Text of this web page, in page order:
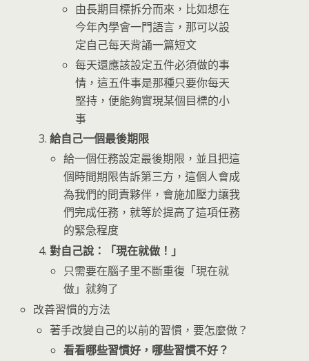
由長期目標拆分而來，比如想在
今年內學會一門語言，那可以設
定自己每天背誦一篇短文
每天還應該設定五件必須做的事
情，這五件事是那種只要你每天
堅持，便能夠實現某個目標的小
事
給自己一個最後期限
給一個任務設定最後期限，並且把這
個時間期限告訴第三方，這個人會成
為我們的問責夥伴，會施加壓力讓我
們完成任務，就等於提高了這項任務
的緊急程度
對自己說：「現在就做！」
只需要在腦子里不斷重復「現在就
做」就夠了
改善習慣的方法
著手改變自己的以前的習慣，要怎麼做？
看看哪些習慣好，哪些習慣不好？